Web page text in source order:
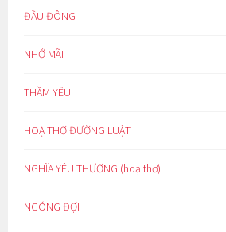
ĐẦU ĐÔNG
NHỚ MÃI
THẦM YÊU
HOẠ THƠ ĐƯỜNG LUẬT
NGHĨA YÊU THƯƠNG (hoạ thơ)
NGÓNG ĐỢI